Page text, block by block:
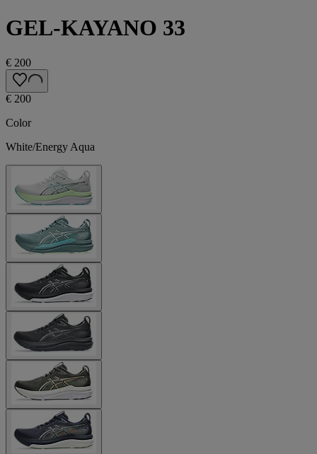
GEL-KAYANO 33
€ 200
€ 200
Color
White/Energy Aqua